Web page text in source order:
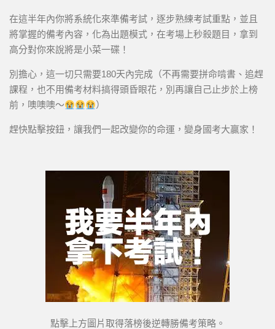
在這半年內你將系統化來準備考試，逐步熟練考試重點，並且
將掌握的備考內容，化為出題模式，在考場上秒殺題目，拿到
高分對你來說將是小菜一碟！
別擔心，這一切只需要180天內完成（不再需要拼命啃書、追趕
課程，也不用備考材料搞得頭昏眼花，別再讓自己止步於上榜
前，噢噢噢～
）
趕快點擊按鈕，讓我們一起改變你的命運，變身國考大贏家！
點擊上方圖片取得落榜後逆轉勝備考策略。